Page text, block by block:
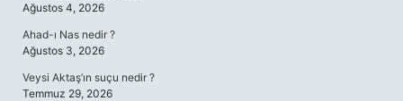
Ağustos 4, 2026
Ahad-ı Nas nedir ?
Ağustos 3, 2026
Veysi Aktaş’ın suçu nedir ?
Temmuz 29, 2026